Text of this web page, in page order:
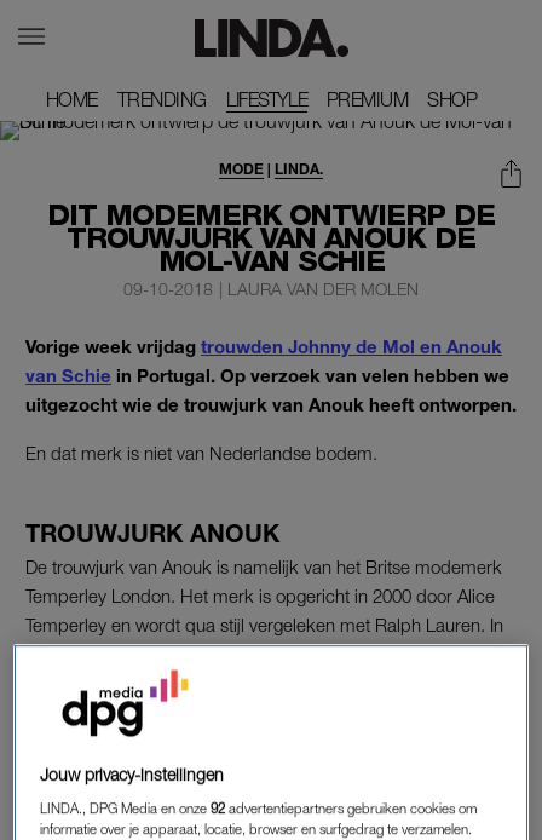
HOME
HOME TRENDING
TRENDING LIFESTYLE PREMIUM
PREMIUM SHOP
SHOP
DIT MODEMERK ONTWIERP DE
TROUWJURK VAN ANOUK DE
MOL-VAN SCHIE
MODE | LINDA.
09-10-2018 | LAURA VAN DER MOLEN
Vorige week vrijdag trouwden Johnny de Mol en Anouk
van Schie in Portugal. Op verzoek van velen hebben we
uitgezocht wie de trouwjurk van Anouk heeft ontworpen.
En dat merk is niet van Nederlandse bodem.
TROUWJURK ANOUK
De trouwjurk van Anouk is namelijk van het Britse modemerk
Temperley London. Het merk is opgericht in 2000 door Alice
Temperley en wordt qua stijl vergeleken met Ralph Lauren. In
2006 werd de bruidslijn opgezet die vooral collecties bezit met
dromerige en klassieke jurken.
OOG VOOR DETAIL
De bruidsjurk van Anouk is in de basis gebroken wit met daar
overheen een dunne doorzichtige laag in een hagelwitte kleur
Jouw privacy-instellingen
LINDA., DPG Media en onze92 advertentiepartners gebruiken cookies om
informatie over je apparaat, locatie, browser en surfgedrag te verzamelen.